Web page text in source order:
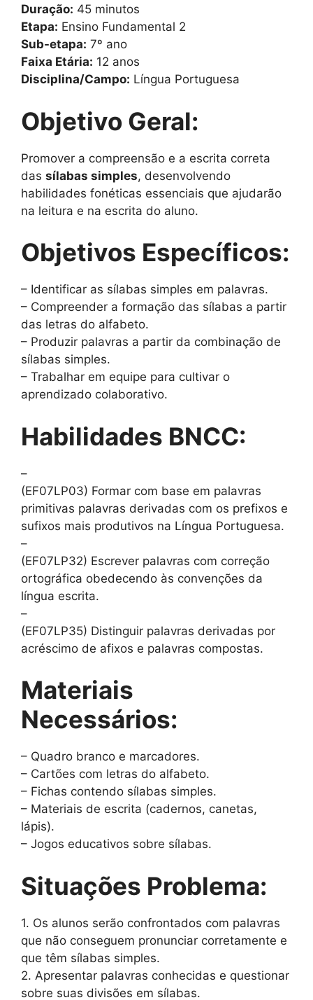
Duração: 45 minutos
Etapa: Ensino Fundamental 2
Sub-etapa: 7º ano
Faixa Etária: 12 anos
Disciplina/Campo: Língua Portuguesa
Objetivo Geral:
Promover a compreensão e a escrita correta
das sílabas simples, desenvolvendo
habilidades fonéticas essenciais que ajudarão
na leitura e na escrita do aluno.
Objetivos Específicos:
– Identificar as sílabas simples em palavras.
– Compreender a formação das sílabas a partir
das letras do alfabeto.
– Produzir palavras a partir da combinação de
sílabas simples.
– Trabalhar em equipe para cultivar o
aprendizado colaborativo.
Habilidades BNCC:
–
(EF07LP03) Formar com base em palavras
primitivas palavras derivadas com os prefixos e
sufixos mais produtivos na Língua Portuguesa.
–
(EF07LP32) Escrever palavras com correção
ortográfica obedecendo às convenções da
língua escrita.
–
(EF07LP35) Distinguir palavras derivadas por
acréscimo de afixos e palavras compostas.
Materiais
Necessários:
– Quadro branco e marcadores.
– Cartões com letras do alfabeto.
– Fichas contendo sílabas simples.
– Materiais de escrita (cadernos, canetas,
lápis).
– Jogos educativos sobre sílabas.
Situações Problema:
1. Os alunos serão confrontados com palavras
que não conseguem pronunciar corretamente e
que têm sílabas simples.
2. Apresentar palavras conhecidas e questionar
sobre suas divisões em sílabas.